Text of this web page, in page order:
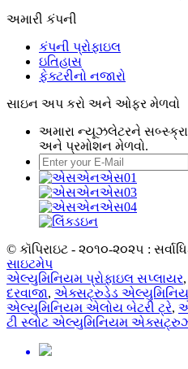
અમારી કંપની
કંપની પ્રોફાઇલ
ઇતિહાસ
ફેક્ટરીનો નજારો
સાઇન અપ કરો અને ઓફર મેળવો
અમારા ન્યૂઝલેટરને
અને પ્રમોશન મેળવો.
© કૉપિરાઇટ - ૨૦૧૦-૨૦૨૫ :
સાઇટમેપ
એલ્યુમિનિયમ પ્રોફાઇલ સપ્લાયર,
દરવાજા, એક્સટ્રુડેડ
એલ્યુમિનિયમ એલોય બેટરી ટ્રે,
ટી સ્લોટ એલ્યુમિનિયમ